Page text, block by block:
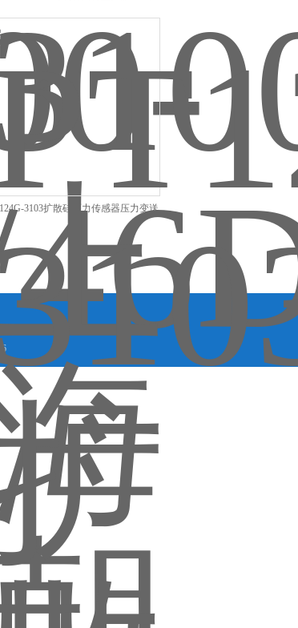
传感器芯体
3103扩散硅压力传感器压力变送
器高精度充油芯体